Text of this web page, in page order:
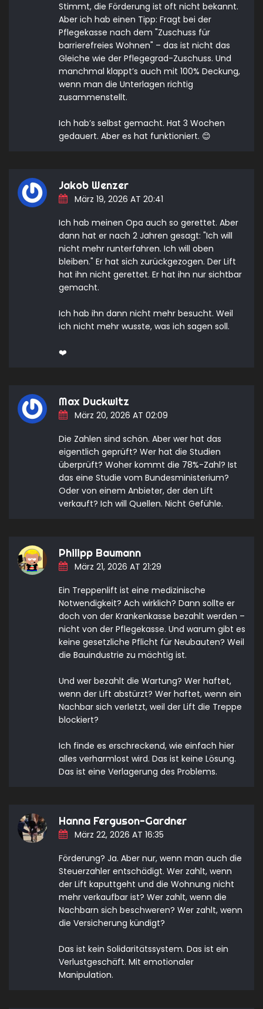
Stimmt, die Förderung ist oft nicht bekannt.
Aber ich hab einen Tipp: Fragt bei der
Pflegekasse nach dem "Zuschuss für
barrierefreies Wohnen" – das ist nicht das
Gleiche wie der Pflegegrad-Zuschuss. Und
manchmal klappt’s auch mit 100% Deckung,
wenn man die Unterlagen richtig
zusammenstellt.
Ich hab’s selbst gemacht. Hat 3 Wochen
gedauert. Aber es hat funktioniert. 😊
Jakob Wenzer
März 19, 2026 AT 20:41
Ich hab meinen Opa auch so gerettet. Aber
dann hat er nach 2 Jahren gesagt: "Ich will
nicht mehr runterfahren. Ich will oben
bleiben." Er hat sich zurückgezogen. Der Lift
hat ihn nicht gerettet. Er hat ihn nur sichtbar
gemacht.
Ich hab ihn dann nicht mehr besucht. Weil
ich nicht mehr wusste, was ich sagen soll.
❤️
Max Duckwitz
März 20, 2026 AT 02:09
Die Zahlen sind schön. Aber wer hat das
eigentlich geprüft? Wer hat die Studien
überprüft? Woher kommt die 78%-Zahl? Ist
das eine Studie vom Bundesministerium?
Oder von einem Anbieter, der den Lift
verkauft? Ich will Quellen. Nicht Gefühle.
Philipp Baumann
März 21, 2026 AT 21:29
Ein Treppenlift ist eine medizinische
Notwendigkeit? Ach wirklich? Dann sollte er
doch von der Krankenkasse bezahlt werden –
nicht von der Pflegekasse. Und warum gibt es
keine gesetzliche Pflicht für Neubauten? Weil
die Bauindustrie zu mächtig ist.
Und wer bezahlt die Wartung? Wer haftet,
wenn der Lift abstürzt? Wer haftet, wenn ein
Nachbar sich verletzt, weil der Lift die Treppe
blockiert?
Ich finde es erschreckend, wie einfach hier
alles verharmlost wird. Das ist keine Lösung.
Das ist eine Verlagerung des Problems.
Hanna Ferguson-Gardner
März 22, 2026 AT 16:35
Förderung? Ja. Aber nur, wenn man auch die
Steuerzahler entschädigt. Wer zahlt, wenn
der Lift kaputtgeht und die Wohnung nicht
mehr verkaufbar ist? Wer zahlt, wenn die
Nachbarn sich beschweren? Wer zahlt, wenn
die Versicherung kündigt?
Das ist kein Solidaritätssystem. Das ist ein
Verlustgeschäft. Mit emotionaler
Manipulation.